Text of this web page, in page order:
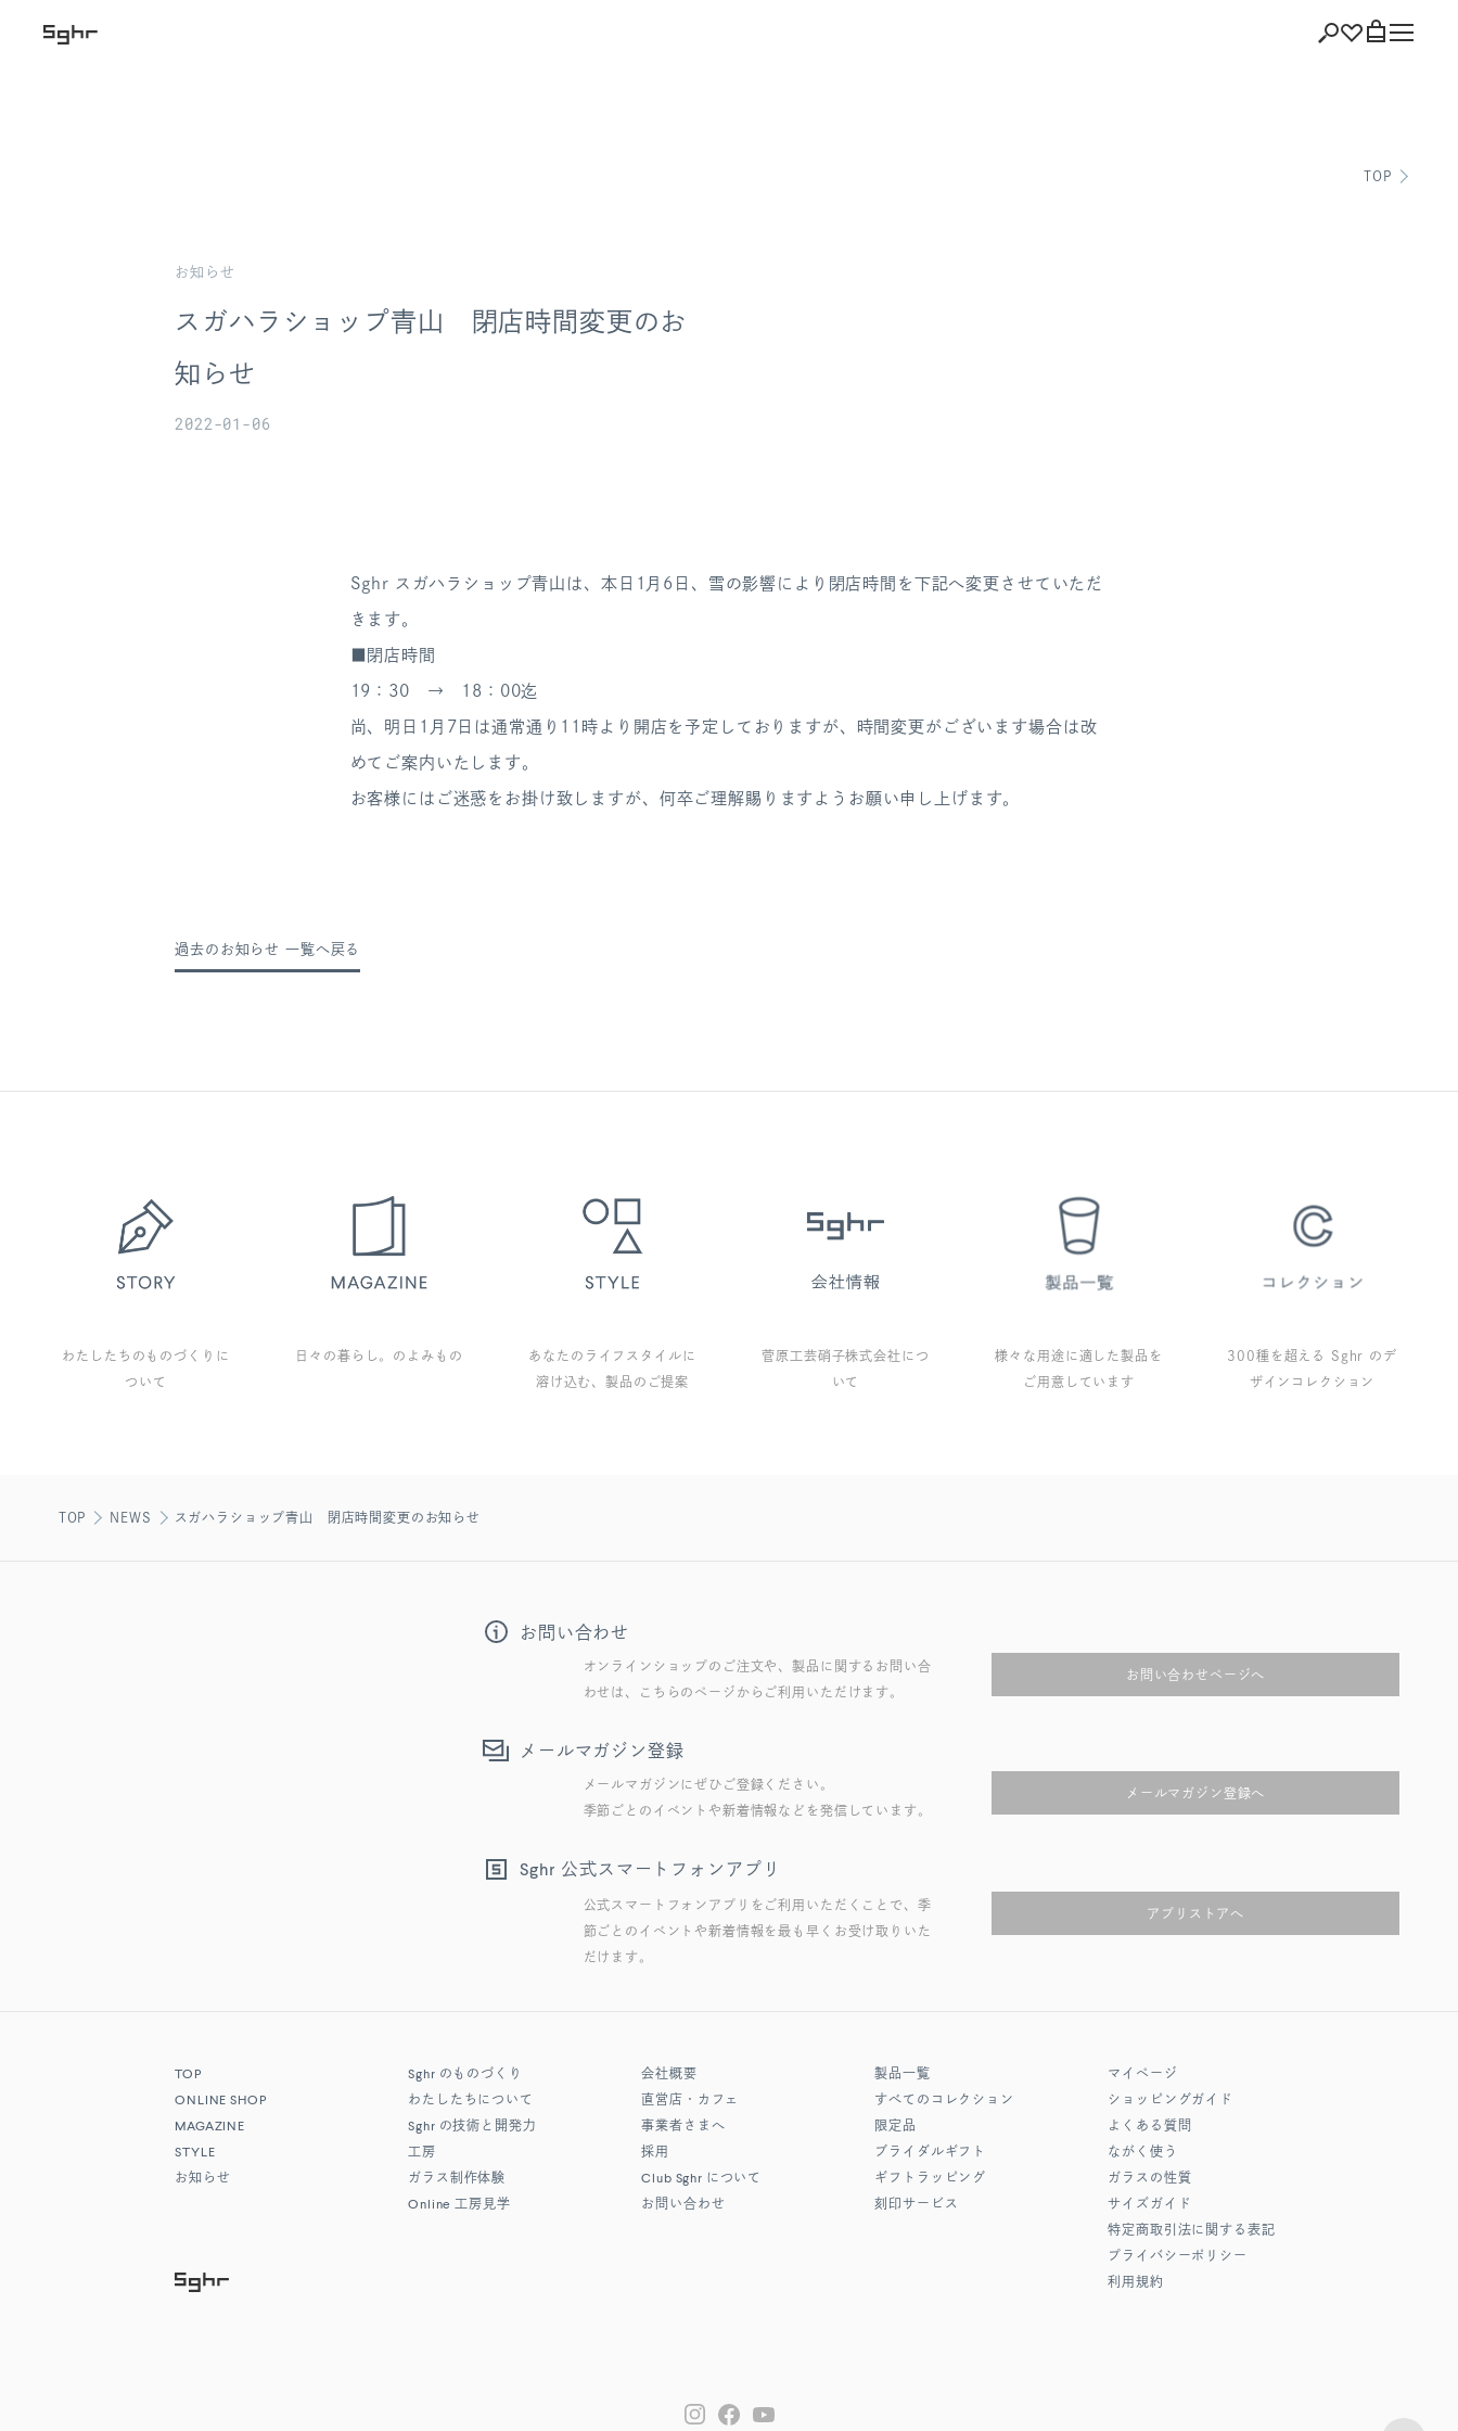
ショッピング
TOP
お知らせ
スガハラショップ青山 閉店時間変更のお
知らせ
2022-01-06
Sghr スガハラショップ青山は、本日1月6日、雪の影響により閉店時間を下記へ変更させていただ
きます。
■閉店時間
19：30 → 18：00迄
尚、明日1月7日は通常通り11時より開店を予定しておりますが、時間変更がございます場合は改
めてご案内いたします。
お客様にはご迷惑をお掛け致しますが、何卒ご理解賜りますようお願い申し上げます。
過去のお知らせ 一覧へ戻る
わたしたちのものづくりに
ついて
日々の暮らし。のよみもの
あなたのライフスタイルに
溶け込む、製品のご提案
菅原工芸硝子株式会社につ
いて
様々な用途に適した製品を
ご用意しています
300種を超える Sghr のデ
ザインコレクション
TOP NEWS スガハラショップ青山 閉店時間変更のお知らせ
お問い合わせ
オンラインショップのご注文や、製品に関するお問い合
わせは、こちらのページからご利用いただけます。
お問い合わせページへ
メールマガジン登録
メールマガジンにぜひご登録ください。
季節ごとのイベントや新着情報などを発信しています。
メールマガジン登録へ
Sghr 公式スマートフォンアプリ
公式スマートフォンアプリをご利用いただくことで、季
節ごとのイベントや新着情報を最も早くお受け取りいた
だけます。
アプリストアへ
TOP
ONLINE SHOP
MAGAZINE
STYLE
お知らせ
Sghr のものづくり
わたしたちについて
Sghr の技術と開発力
工房
ガラス制作体験
Online 工房見学
会社概要
直営店・カフェ
事業者さまへ
採用
Club Sghr について
お問い合わせ
製品一覧
すべてのコレクション
限定品
ブライダルギフト
ギフトラッピング
刻印サービス
マイページ
ショッピングガイド
よくある質問
ながく使う
ガラスの性質
サイズガイド
特定商取引法に関する表記
プライバシーポリシー
利用規約